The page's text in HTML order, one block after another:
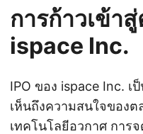
การก้าวเข้า
ispace Inc.
IPO ของ ispace Inc.
เห็นถึงความสนใจของ
เทคโนโลยีอวกาศ การ